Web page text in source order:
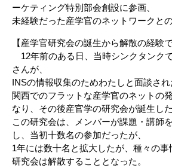
ーケティング特別部会創設に参画、
未経験だった産学官のネットワークと
【産学官研究会の誕生から解散の経験
12年前のある日、当時シンクタンク
さんが、
INSの情報収集のためわたしと面談され
関西でのフラットな産学官のネットの
なり、その後産官学の研究会が誕生した
この研究会は、メンバーが課題・講師
し、当初十数名の参加だったが、
1年には数十名と拡大したが、種々の事
研究会は解散することとなった。